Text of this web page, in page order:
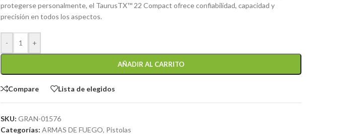
protegerse personalmente, el TaurusTX™ 22 Compact ofrece confiabilidad, capacidad y
precisión en todos los aspectos.
- +
AÑADIR AL CARRITO
Compare Lista de elegidos
SKU: GRAN-01576
Categorías: ARMAS DE FUEGO, Pistolas